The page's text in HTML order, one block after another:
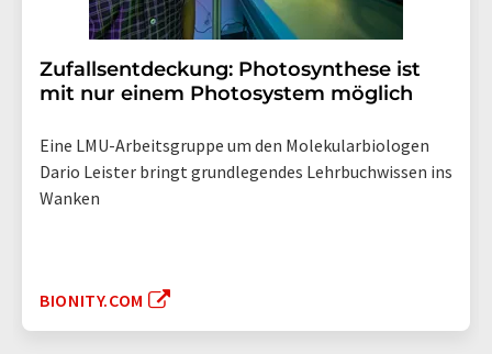
Zufallsentdeckung: Photosynthese ist
mit nur einem Photosystem möglich
Eine LMU-Arbeitsgruppe um den Molekularbiologen
Dario Leister bringt grundlegendes Lehrbuchwissen ins
Wanken
BIONITY.COM